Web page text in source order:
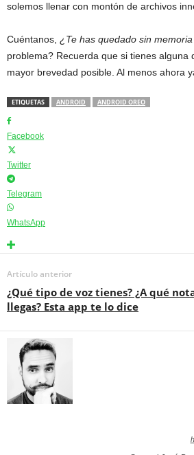
solemos llenar con montón de archivos
Cuéntanos, ¿Te has quedado sin
problema? Recuerda que si tienes
mayor brevedad posible. Al menos ahora
ETIQUETAS ANDROID ANDROID OREO
Facebook
Twitter
Telegram
WhatsApp
Artículo anterior
¿Qué tipo de voz tienes? ¿A qué
llegas? Esta app te lo dice